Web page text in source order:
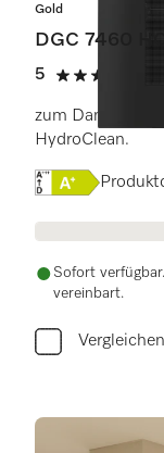
Gold
DGC 7460
5
5 von 5
zum
HydroClean.
Onlinelabel
Sofort
vereinbart.
Vergleichen